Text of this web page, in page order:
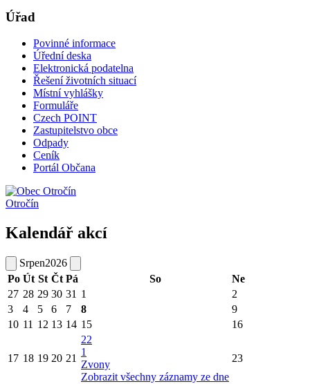
Úřad
Povinné informace
Úřední deska
Elektronická podatelna
Řešení životních situací
Místní vyhlášky
Formuláře
Czech POINT
Zastupitelstvo obce
Odpady
Ceník
Portál Občana
Otročín
Kalendář akcí
Srpen2026
Po Út St Čt Pá So
Ne
27 28 29 30 31 1
2
3
4 5 6 7 8
9
10 11 12 13 14 15 16
17 18 19 20 21
22
1
Zvony
Zobrazit všechny záznamy ze dne
23